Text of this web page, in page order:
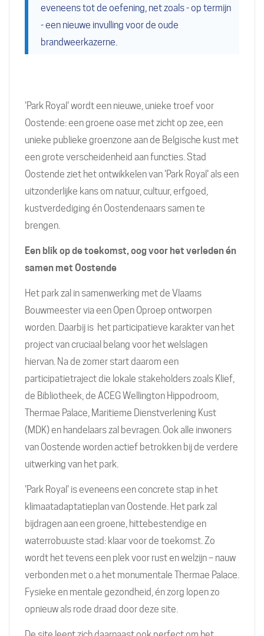
eveneens tot de oefening, net zoals - op termijn
- een nieuwe invulling voor de oude
brandweerkazerne.
'Park Royal' wordt een nieuwe, unieke troef voor
Oostende: een groene oase met zicht op zee, een
unieke publieke groenzone aan de Belgische kust met
een grote verscheidenheid aan functies. Stad
Oostende ziet het ontwikkelen van 'Park Royal' als een
uitzonderlijke kans om natuur, cultuur, erfgoed,
kustverdediging én Oostendenaars samen te
brengen.
Een blik op de toekomst, oog voor het verleden én
samen met Oostende
Het park zal in samenwerking met de Vlaams
Bouwmeester via een Open Oproep ontworpen
worden. Daarbij is het participatieve karakter van het
project van cruciaal belang voor het welslagen
hiervan. Na de zomer start daarom een
participatietraject die lokale stakeholders zoals Klief,
de Bibliotheek, de ACEG Wellington Hippodroom,
Thermae Palace, Maritieme Dienstverlening Kust
(MDK) en handelaars zal bevragen. Ook alle inwoners
van Oostende worden actief betrokken bij de verdere
uitwerking van het park.
'Park Royal' is eveneens een concrete stap in het
klimaatadaptatieplan van Oostende. Het park zal
bijdragen aan een groene, hittebestendige en
waterrobuuste stad: klaar voor de toekomst. Zo
wordt het tevens een plek voor rust en welzijn – nauw
verbonden met o.a het monumentale Thermae Palace.
Fysieke en mentale gezondheid, én zorg lopen zo
opnieuw als rode draad door deze site.